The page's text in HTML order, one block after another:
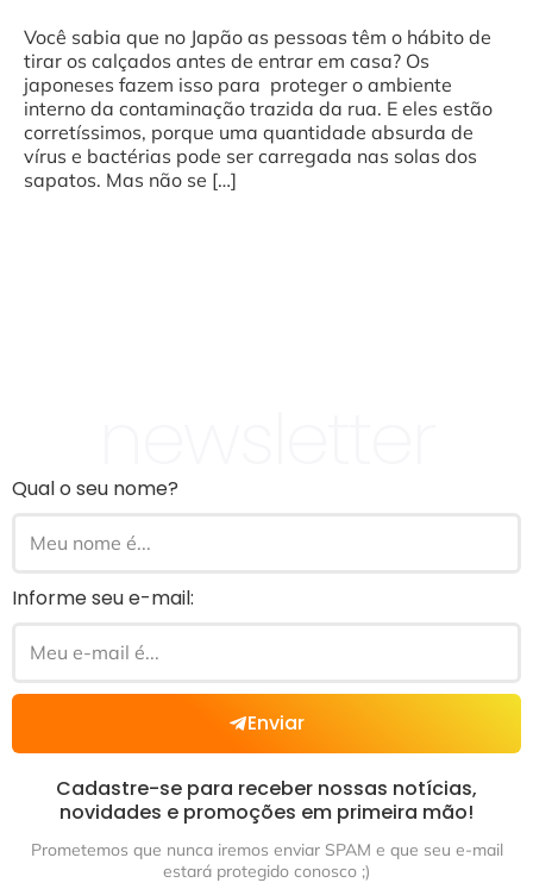
Você sabia que no Japão as pessoas têm o hábito de
tirar os calçados antes de entrar em casa? Os
japoneses fazem isso para proteger o ambiente
interno da contaminação trazida da rua. E eles estão
corretíssimos, porque uma quantidade absurda de
vírus e bactérias pode ser carregada nas solas dos
sapatos. Mas não se […]
Qual o seu nome?
Informe seu e-mail:
Enviar
Cadastre-se para receber nossas notícias,
novidades e promoções em primeira mão!
Prometemos que nunca iremos enviar SPAM e que seu e-mail
estará protegido conosco ;)